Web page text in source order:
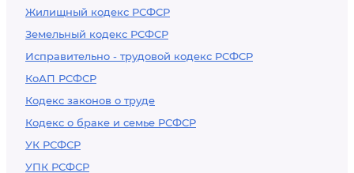
Жилищный кодекс РСФСР
Земельный кодекс РСФСР
Исправительно - трудовой кодекс РСФСР
КоАП РСФСР
Кодекс законов о труде
Кодекс о браке и семье РСФСР
УК РСФСР
УПК РСФСР